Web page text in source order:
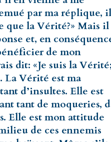
par ma réplique, il
que la Vérité?» Mais il
et, en
de mon
dit: «Je suis la
Vérité est ma
d’insultes. Elle est
tant de moqueries,
Elle est mon attitude
de ces ennemis